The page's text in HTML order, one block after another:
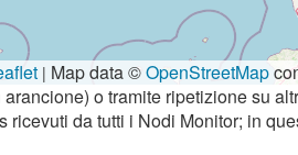
| Map data ©OpenStreetMap
o tramite ripetizione su
da tutti i Nodi Monitor; in